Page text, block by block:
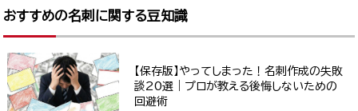
おすすめの名刺に関する豆知識
【保存版】やってしまった！名刺作成の失敗
談20選｜プロが教える後悔しないための
回避術